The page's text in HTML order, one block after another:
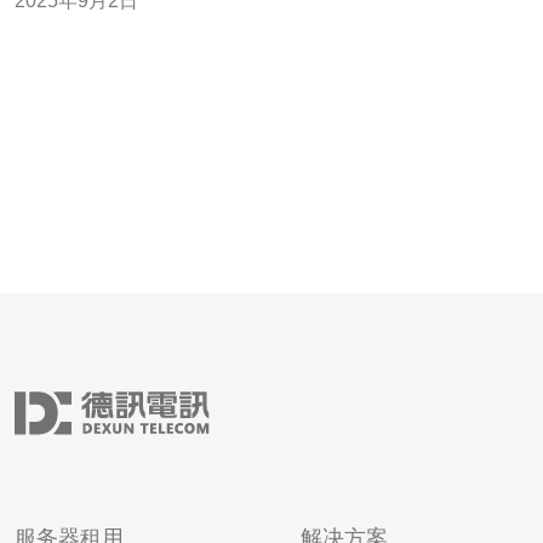
服务器，能够有效抵御各种网络攻击，如DDoS攻击、CC
服务器租用 解决方案